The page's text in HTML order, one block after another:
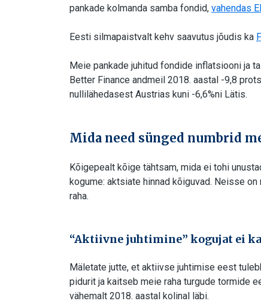
pankade kolmanda samba fondid, vahendas
Eesti silmapaistvalt kehv saavutus jõudis ka
Meie pankade juhitud fondide inflatsiooni ja
Better Finance andmeil 2018. aastal -9,8
nullilähedasest Austrias kuni -6,6%ni Lätis.
Mida need sünged numbrid
Kõigepealt kõige tähtsam, mida ei tohi
kogume: aktsiate hinnad kõiguvad. Neisse
raha.
“Aktiivne juhtimine” kogujat ei
Mäletate jutte, et aktiivse juhtimise eest
pidurit ja kaitseb meie raha turgude tormide
vähemalt 2018. aastal kolinal läbi.